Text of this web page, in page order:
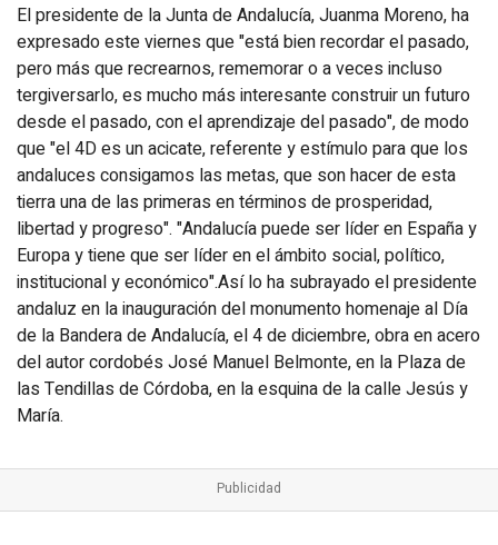
El presidente de la Junta de Andalucía, Juanma Moreno, ha
expresado este viernes que "está bien recordar el pasado,
pero más que recrearnos, rememorar o a veces incluso
tergiversarlo, es mucho más interesante construir un futuro
desde el pasado, con el aprendizaje del pasado", de modo
que "el 4D es un acicate, referente y estímulo para que los
andaluces consigamos las metas, que son hacer de esta
tierra una de las primeras en términos de prosperidad,
libertad y progreso". "Andalucía puede ser líder en España y
Europa y tiene que ser líder en el ámbito social, político,
institucional y económico".Así lo ha subrayado el presidente
andaluz en la inauguración del monumento homenaje al Día
de la Bandera de Andalucía, el 4 de diciembre, obra en acero
del autor cordobés José Manuel Belmonte, en la Plaza de
las Tendillas de Córdoba, en la esquina de la calle Jesús y
María.